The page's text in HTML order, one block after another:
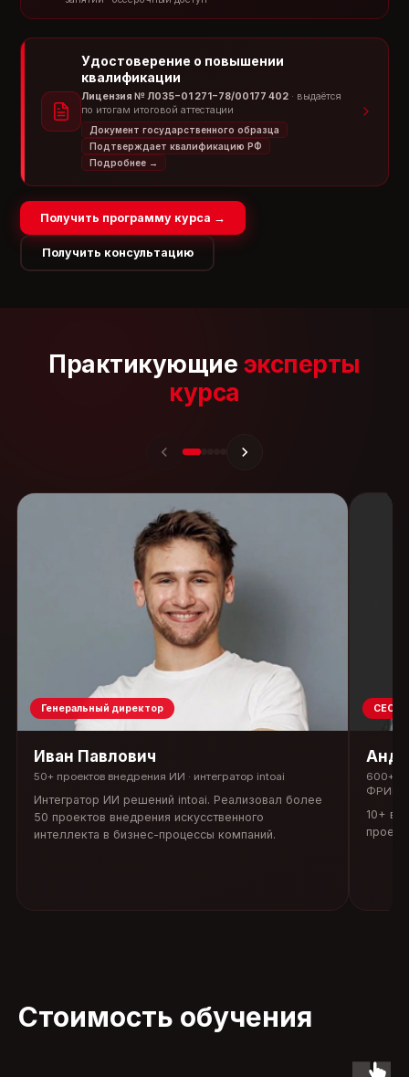
Оценка эффективности и масштабирование ИИ-
модуля, 6 практических заданий, 3 теста и более
16 часов занятий с бессрочным доступом.
Удостоверение о повышении
квалификации
Лицензия № Л035−01 271−78/00177 402 · выдаётся
по итогам итоговой аттестации
Документ государственного образца
Подтверждает квалификацию РФ
Подробнее →
Получить программу курса →
Получить консультацию
Практикующие эксперты
курса
Генеральный директор
Иван Павлович
50+ проектов внедрения ИИ · интегратор intoai
Интегратор ИИ решений intoai. Реализовал более
50 проектов внедрения искусственного
интеллекта в бизнес-процессы компаний.
CEO,
600+
ФРИИ
10+
Стоимость обучения